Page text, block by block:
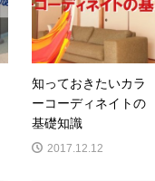
知っておきたいカラ
ーコーディネイトの
基礎知識
2017.12.12